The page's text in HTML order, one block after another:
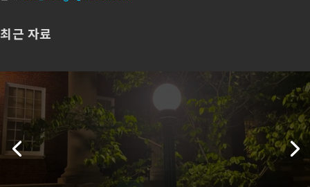
최근 자료
도시의 밤빛은 계절의 색을 바꾼다
상세 보기